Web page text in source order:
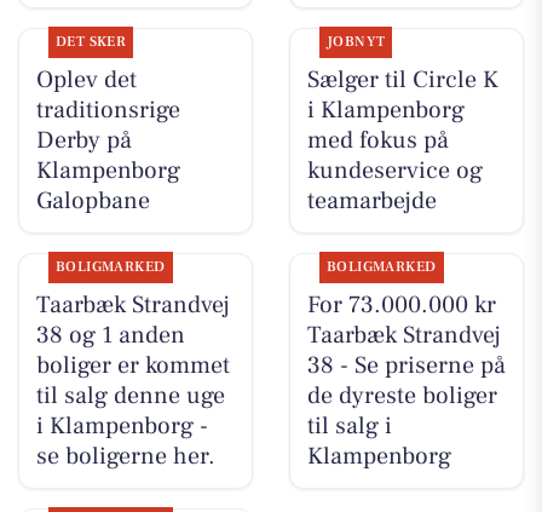
DET SKER
Oplev det
traditionsrige
Derby på
Klampenborg
Galopbane
JOBNYT
Sælger til Circle K
i Klampenborg
med fokus på
kundeservice og
teamarbejde
BOLIGMARKED
Taarbæk Strandvej
38 og 1 anden
boliger er kommet
til salg denne uge
i Klampenborg -
se boligerne her.
BOLIGMARKED
For 73.000.000 kr
Taarbæk Strandvej
38 - Se priserne på
de dyreste boliger
til salg i
Klampenborg